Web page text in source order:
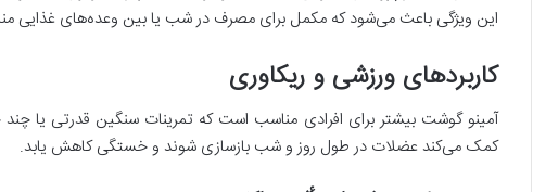
این ویژگی باعث می‌شود که مکمل برای مصرف در شب یا بین وعده‌های غذایی
کاربردهای ورزشی و ریکاوری
آمینو گوشت بیشتر برای افرادی مناسب است که تمرینات سنگین قدرتی یا
کمک می‌کند عضلات در طول روز و شب بازسازی شوند و خستگی کاهش یابد.